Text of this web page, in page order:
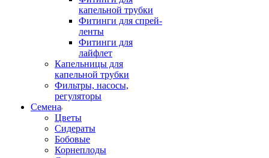
капельной трубки
Фитинги для спрей-
ленты
Фитинги для
лайфлет
Капельницы для
капельной трубки
Фильтры, насосы,
регуляторы
Семена
Цветы
Сидераты
Бобовые
Корнеплоды